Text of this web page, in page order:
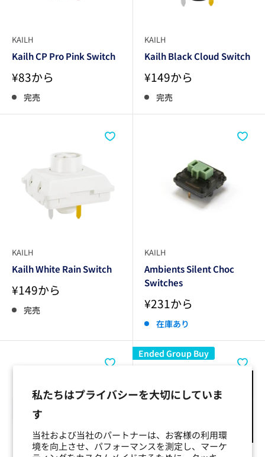
私たちはプライバシーを大切にしていま
す
当社および当社のパートナーは、お客様の利用環
境を向上させ、パフォーマンスを測定し、マーケ
KAILH
Kailh CP Pro Pink Switch
販
売
価
格
¥83から
完売
KAILH
Kailh Black Cloud Switch
販
価
格
¥149から
完売
KAILH
Kailh White Rain Switch
販
価
¥149から
完売
KAILH
Ambients Silent Choc
Switches
販
価
格
¥231から
在庫あり
Ended Group Buy